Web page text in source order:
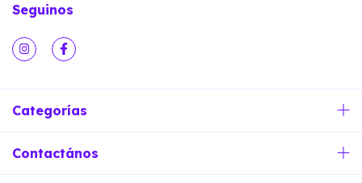
Seguinos
Categorías
Contactános